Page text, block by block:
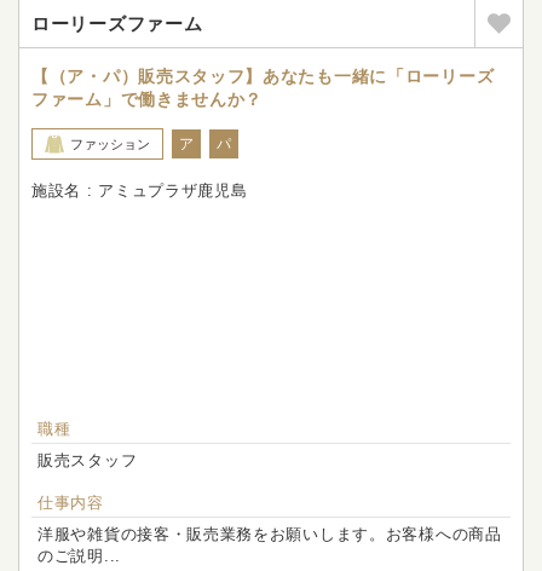
ローリーズファーム
【（ア・パ）販売スタッフ】あなたも一緒に「ローリーズ
ファーム」で働きませんか？
ファッション ア パ
施設名 : アミュプラザ鹿児島
職種
販売スタッフ
仕事内容
洋服や雑貨の接客・販売業務をお願いします。お客様への商品
のご説明...